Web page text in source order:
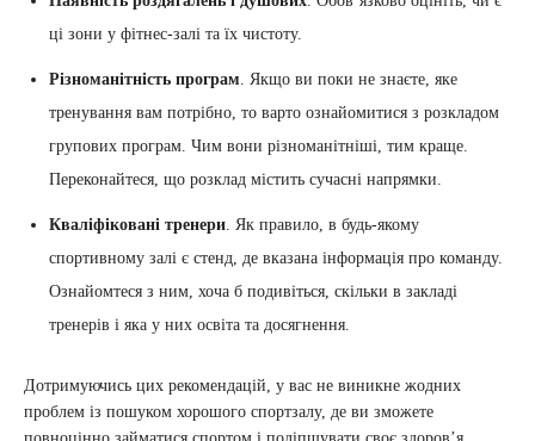
ці зони у фітнес-залі та їх чистоту.
Різноманітність програм. Якщо ви поки не знаєте, яке
тренування вам потрібно, то варто ознайомитися з розкладом
групових програм. Чим вони різноманітніші, тим краще.
Переконайтеся, що розклад містить сучасні напрямки.
Кваліфіковані тренери. Як правило, в будь-якому
спортивному залі є стенд, де вказана інформація про команду.
Ознайомтеся з ним, хоча б подивіться, скільки в закладі
тренерів і яка у них освіта та досягнення.
Дотримуючись цих рекомендацій, у вас не виникне жодних
проблем із пошуком хорошого спортзалу, де ви зможете